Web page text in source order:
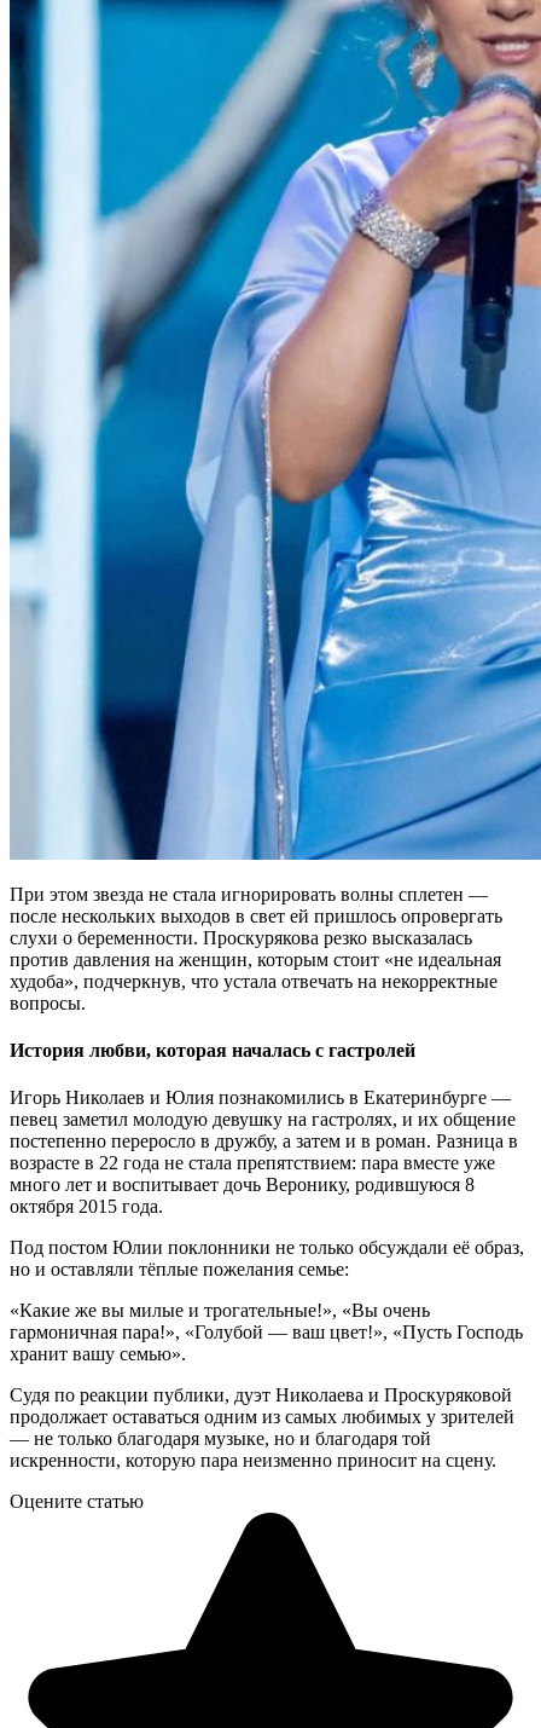
При этом звезда не стала игнорировать волны сплетен —
после нескольких выходов в свет ей пришлось опровергать
слухи о беременности. Проскурякова резко высказалась
против давления на женщин, которым стоит «не идеальная
худоба», подчеркнув, что устала отвечать на некорректные
вопросы.
История любви, которая началась с гастролей
Игорь Николаев и Юлия познакомились в Екатеринбурге —
певец заметил молодую девушку на гастролях, и их общение
постепенно переросло в дружбу, а затем и в роман. Разница в
возрасте в 22 года не стала препятствием: пара вместе уже
много лет и воспитывает дочь Веронику, родившуюся 8
октября 2015 года.
Под постом Юлии поклонники не только обсуждали её образ,
но и оставляли тёплые пожелания семье:
«Какие же вы милые и трогательные!», «Вы очень
гармоничная пара!», «Голубой — ваш цвет!», «Пусть Господь
хранит вашу семью».
Судя по реакции публики, дуэт Николаева и Проскуряковой
продолжает оставаться одним из самых любимых у зрителей
— не только благодаря музыке, но и благодаря той
искренности, которую пара неизменно приносит на сцену.
Оцените статью